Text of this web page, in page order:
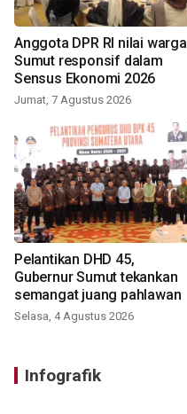
Anggota DPR RI nilai warga
Sumut responsif dalam
Sensus Ekonomi 2026
Jumat, 7 Agustus 2026
Pelantikan DHD 45,
Gubernur Sumut tekankan
semangat juang pahlawan
Selasa, 4 Agustus 2026
Infografik